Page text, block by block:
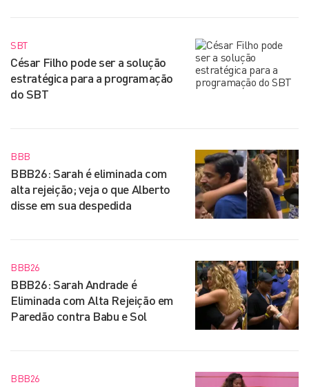
SBT
César Filho pode ser a solução
estratégica para a programação
do SBT
BBB
BBB26: Sarah é eliminada com
alta rejeição; veja o que Alberto
disse em sua despedida
BBB26
BBB26: Sarah Andrade é
Eliminada com Alta Rejeição em
Paredão contra Babu e Sol
BBB26